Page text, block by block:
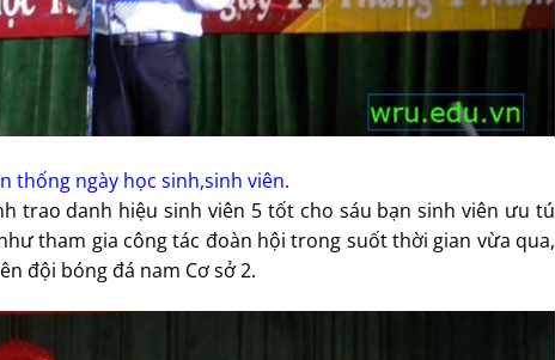
thống ngày học sinh,sinh viên.
trao danh hiệu sinh viên 5 tốt cho sáu bạn sinh viên ưu tú
tham gia công tác đoàn hội trong suốt thời gian vừa qua,
đội bóng đá nam Cơ sở 2.